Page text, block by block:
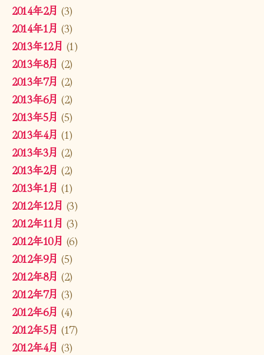
2014年2月 (3)
2014年1月 (3)
2013年12月 (1)
2013年8月 (2)
2013年7月 (2)
2013年6月 (2)
2013年5月 (5)
2013年4月 (1)
2013年3月 (2)
2013年2月 (2)
2013年1月 (1)
2012年12月 (3)
2012年11月 (3)
2012年10月 (6)
2012年9月 (5)
2012年8月 (2)
2012年7月 (3)
2012年6月 (4)
2012年5月 (17)
2012年4月 (3)